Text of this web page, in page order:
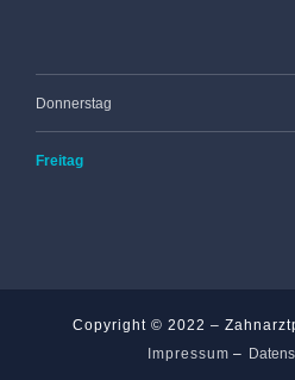
Donnerstag
Freitag
Copyright © 2022 –
Impressum –